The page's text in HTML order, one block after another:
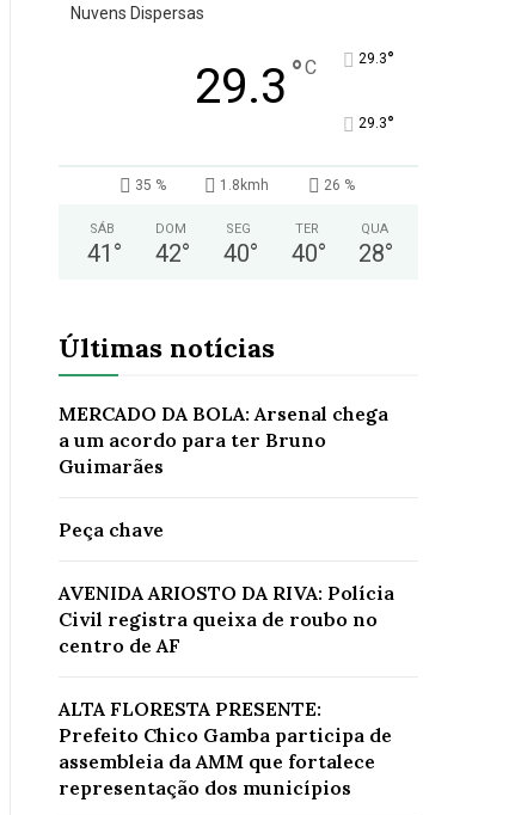
Nuvens Dispersas
29.3 °C 29.3°
29.3°
35 % 1.8kmh 26 %
SÁB
41 °
DOM
42°
SEG
40°
TER
40°
QUA
28°
Últimas notícias
MERCADO DA BOLA: Arsenal chega
a um acordo para ter Bruno
Guimarães
Peça chave
AVENIDA ARIOSTO DA RIVA: Polícia
Civil registra queixa de roubo no
centro de AF
ALTA FLORESTA PRESENTE:
Prefeito Chico Gamba participa de
assembleia da AMM que fortalece
representação dos municípios